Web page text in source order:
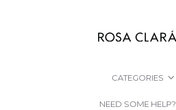
CATEGORIES
NEED SOME HELP?